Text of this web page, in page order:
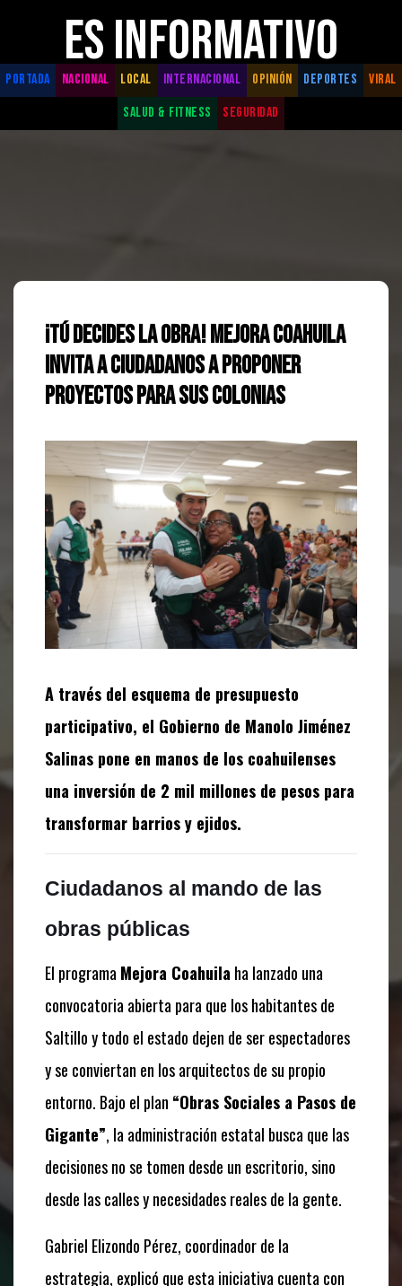
ES INFORMATIVO
PORTADA NACIONAL LOCAL INTERNACIONAL OPINIÓN DEPORTES
VIRAL
SALUD & FITNESS
SEGURIDAD
¡Tú decides la obra! Mejora Coahuila
invita a ciudadanos a proponer
proyectos para sus colonias
A través del esquema de presupuesto
participativo, el Gobierno de Manolo Jiménez
Salinas pone en manos de los coahuilenses
una inversión de 2 mil millones de pesos para
transformar barrios y ejidos.
Ciudadanos al mando de las
obras públicas
El programa Mejora Coahuila ha lanzado una
convocatoria abierta para que los habitantes de
Saltillo y todo el estado dejen de ser espectadores
y se conviertan en los arquitectos de su propio
entorno. Bajo el plan “Obras Sociales a Pasos de
Gigante”, la administración estatal busca que las
decisiones no se tomen desde un escritorio, sino
desde las calles y necesidades reales de la gente.
Gabriel Elizondo Pérez, coordinador de la
estrategia, explicó que esta iniciativa cuenta con